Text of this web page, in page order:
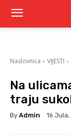
Naslovnica VIJESTI
Na
traju
By Admin 16 Jula,